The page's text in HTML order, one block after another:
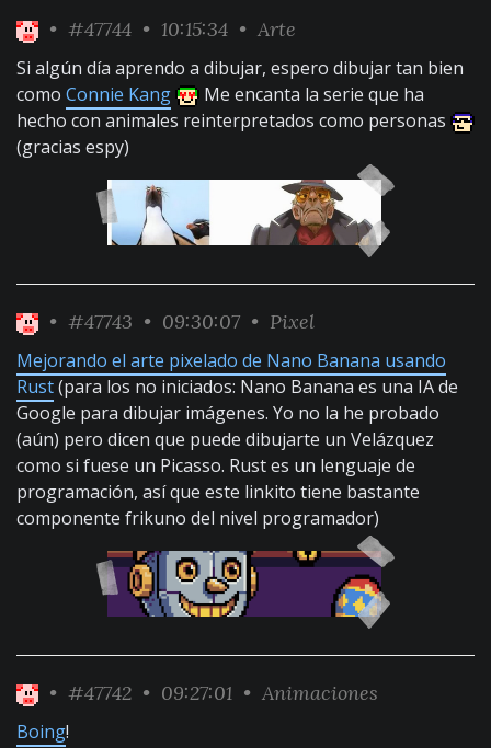
• #47744 • 10:15:34 • Arte
Si algún día aprendo a dibujar, espero dibujar tan bien
como Connie Kang
Me encanta la serie que ha
hecho con animales reinterpretados como personas
(gracias espy)
• #47743 • 09:30:07 • Pixel
Mejorando el arte pixelado de Nano Banana usando
Rust(para los no iniciados: Nano Banana es una IA de
Google para dibujar imágenes. Yo no la he probado
(aún) pero dicen que puede dibujarte un Velázquez
como si fuese un Picasso. Rust es un lenguaje de
programación, así que este linkito tiene bastante
componente frikuno del nivel programador)
• #47742 • 09:27:01 • Animaciones
Boing!